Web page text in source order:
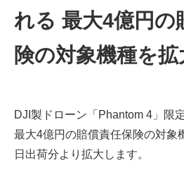
れる 最大4億円の
険の対象機種を拡
DJI製ドローン「Phantom 4」限
最大4億円の賠償責任保険の対象
日出荷分より拡大します。